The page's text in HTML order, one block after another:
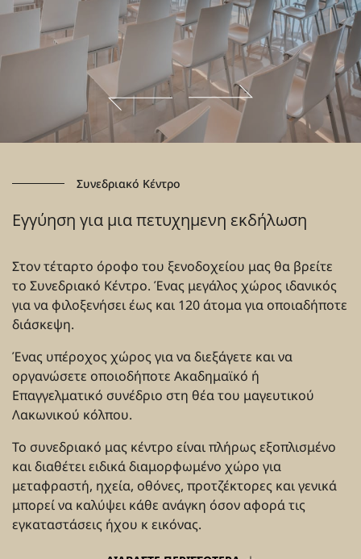
Συνεδριακό Κέντρο
Εγγύηση για μια πετυχημενη εκδήλωση
Στον τέταρτο όροφο του ξενοδοχείου μας θα βρείτε
το Συνεδριακό Κέντρο. Ένας μεγάλος χώρος ιδανικός
για να φιλοξενήσει έως και 120 άτομα για οποιαδήποτε
διάσκεψη.
Ένας υπέροχος χώρος για να διεξάγετε και να
οργανώσετε οποιοδήποτε Ακαδημαϊκό ή
Επαγγελματικό συνέδριο στη θέα του μαγευτικού
Λακωνικού κόλπου.
Το συνεδριακό μας κέντρο είναι πλήρως εξοπλισμένο
και διαθέτει ειδικά διαμορφωμένο χώρο για
μεταφραστή, ηχεία, οθόνες, προτζέκτορες και γενικά
μπορεί να καλύψει κάθε ανάγκη όσον αφορά τις
εγκαταστάσεις ήχου κ εικόνας.